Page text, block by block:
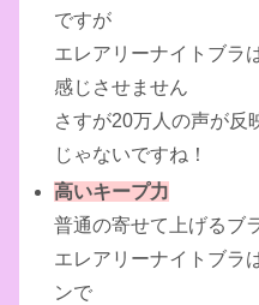
ですが
エレアリーナイトブラ
感じさせません
さすが20万人の声が反
じゃないですね！
高いキープ力
普通の寄せて上げるブ
エレアリーナイトブラ
ンで